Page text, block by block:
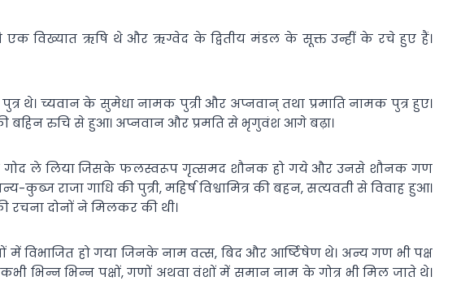
एक विख्यात ऋषि थे और ऋग्वेद के द्वितीय मंडल के सूक्त उन्हीं के रचे हुए हैं।
थे। च्यवान के सुमेधा नामक पुत्री और अप्नवान् तथा प्रमाति नामक पुत्र हुए।
बहिन रुचि से हुआ। अप्नवान और प्रमति से भृगुवंश आगे बढ़ा।
गोद ले लिया जिसके फलस्वरूप गृत्समद शौनक हो गये और उनसे शौनक गण
राजा गाधि की पुत्री, महिर्ष विश्वामित्र की बहन, सत्यवती से विवाह हुआ।
रचना दोनों ने मिलकर की थी।
हो गया जिनके नाम वत्स, बिद और आर्ष्टिषेण थे। अन्य गण भी पक्ष
भिन्न भिन्न पक्षों, गणों अथवा वंशों में समान नाम के गोत्र भी मिल जाते थे।